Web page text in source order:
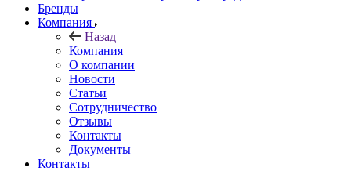
Бренды
Компания
Назад
Компания
О компании
Новости
Статьи
Сотрудничество
Отзывы
Контакты
Документы
Контакты